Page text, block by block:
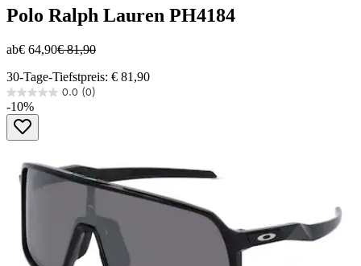
Polo Ralph Lauren PH4184
ab€ 64,90€ 81,90
30-Tage-Tiefstpreis: € 81,90
0.0 (0)
0.0
von
Sternen.
-10%